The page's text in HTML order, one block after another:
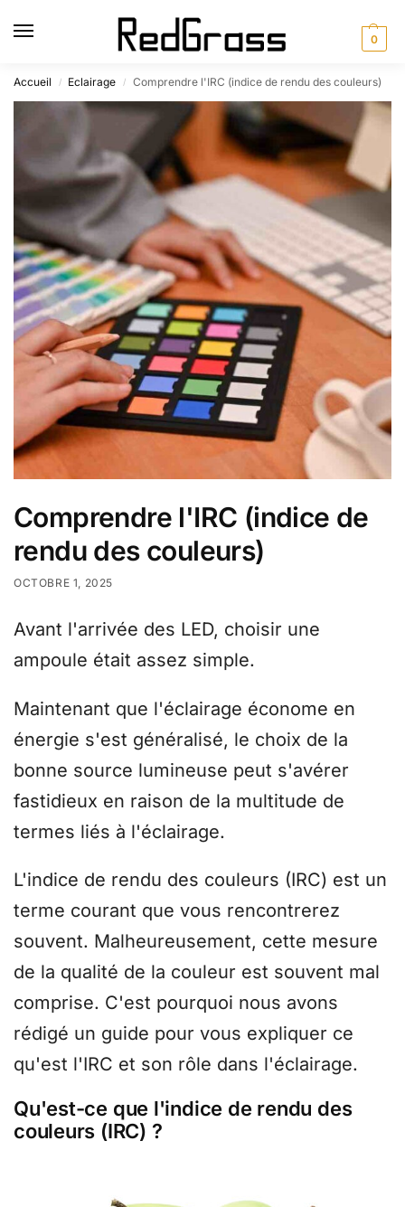
0
Accueil / Eclairage / Comprendre l'IRC (indice de rendu des couleurs)
Comprendre l'IRC (indice de
rendu des couleurs)
OCTOBRE 1, 2025
Avant l'arrivée des LED, choisir une
ampoule était assez simple.
Maintenant que l'éclairage économe en
énergie s'est généralisé, le choix de la
bonne source lumineuse peut s'avérer
fastidieux en raison de la multitude de
termes liés à l'éclairage.
L'indice de rendu des couleurs (IRC) est un
terme courant que vous rencontrerez
souvent. Malheureusement, cette mesure
de la qualité de la couleur est souvent mal
comprise. C'est pourquoi nous avons
rédigé un guide pour vous expliquer ce
qu'est l'IRC et son rôle dans l'éclairage.
Qu'est-ce que l'indice de rendu des
couleurs (IRC) ?